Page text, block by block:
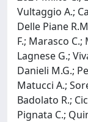
Vultaggio A.;
Delle Piane
F.; Marasco
Lagnese G.;
Danieli M.G.;
Matucci A.;
Badolato R.;
Pignata C.;